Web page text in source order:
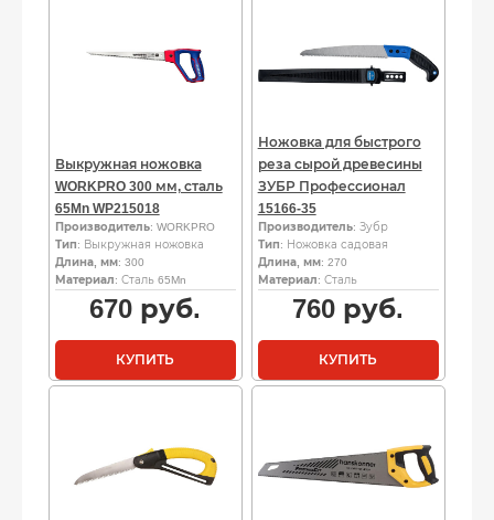
Выкружная ножовка
WORKPRO 300 мм, сталь
65Mn WP215018
Производитель: WORKPRO
Тип: Выкружная ножовка
Длина, мм: 300
Материал: Сталь 65Mn
670 руб.
КУПИТЬ
Ножовка для быстрого
реза сырой древесины
ЗУБР Профессионал
15166-35
Производитель: Зубр
Тип: Ножовка садовая
Длина, мм: 270
Материал: Сталь
760 руб.
КУПИТЬ